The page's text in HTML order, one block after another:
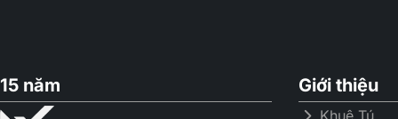
15 năm Giới thiệu
Khuê Tú